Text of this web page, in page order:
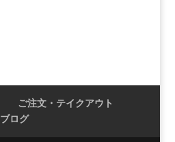
ご注文・テイクアウト
ブログ